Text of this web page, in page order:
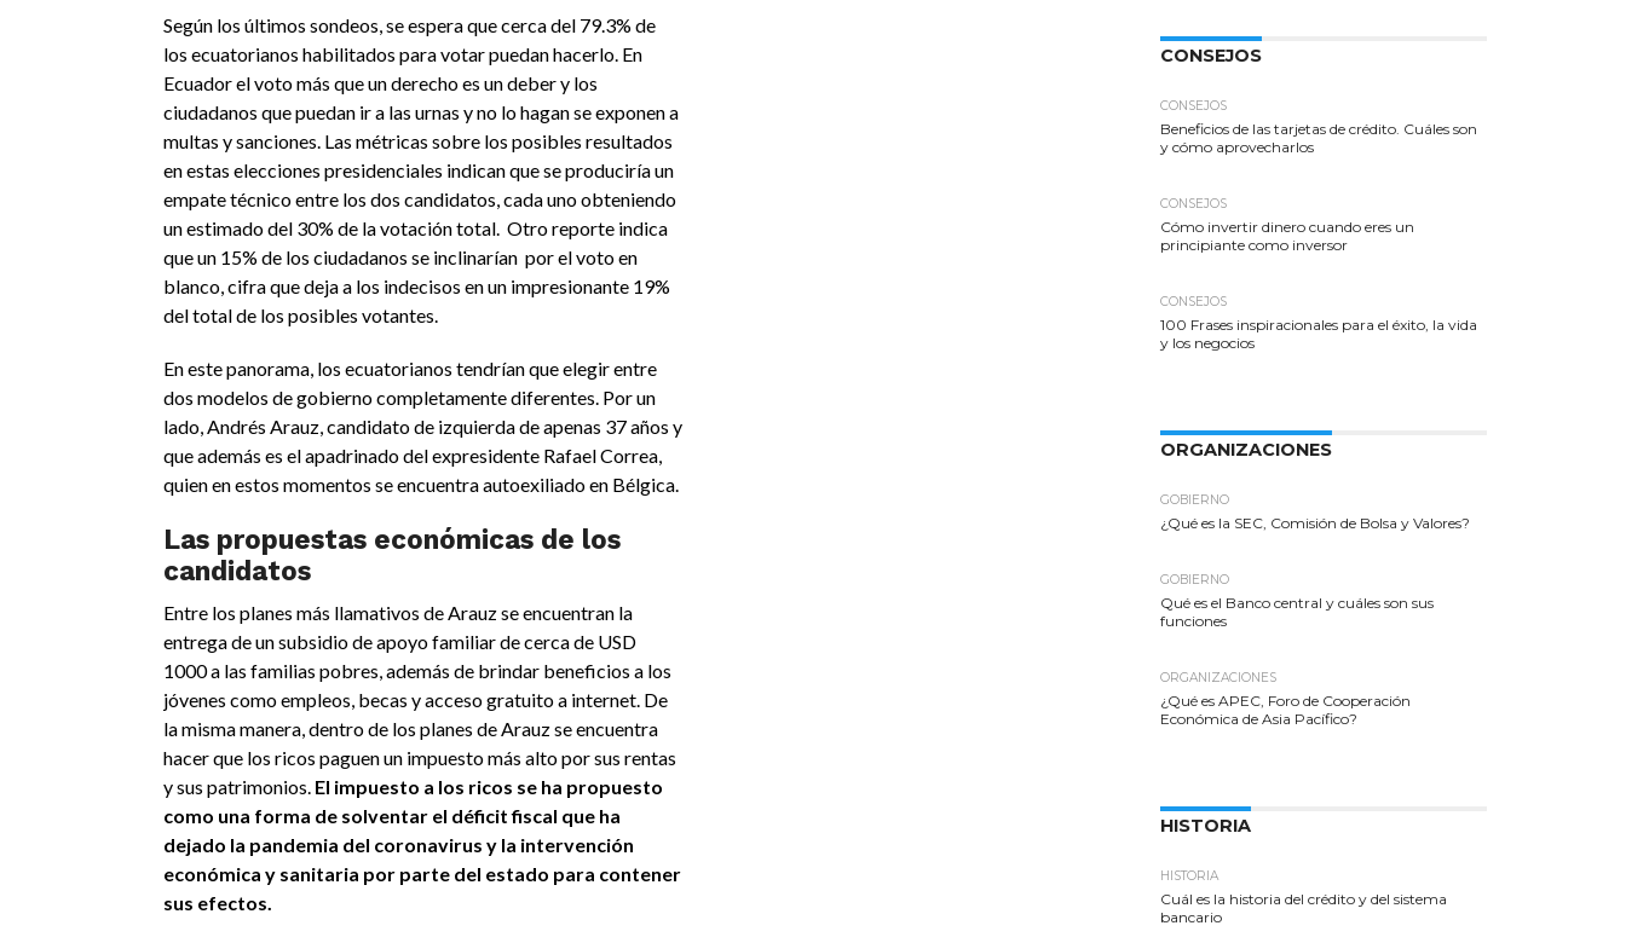
Según los últimos sondeos, se espera que cerca del 79.3% de
los ecuatorianos habilitados para votar puedan hacerlo. En
Ecuador el voto más que un derecho es un deber y los
ciudadanos que puedan ir a las urnas y no lo hagan se exponen a
multas y sanciones. Las métricas sobre los posibles resultados
en estas elecciones presidenciales indican que se produciría un
empate técnico entre los dos candidatos, cada uno obteniendo
un estimado del 30% de la votación total. Otro reporte indica
que un 15% de los ciudadanos se inclinarían por el voto en
blanco, cifra que deja a los indecisos en un impresionante 19%
del total de los posibles votantes.
En este panorama, los ecuatorianos tendrían que elegir entre
dos modelos de gobierno completamente diferentes. Por un
lado, Andrés Arauz, candidato de izquierda de apenas 37 años y
que además es el apadrinado del expresidente Rafael Correa,
quien en estos momentos se encuentra autoexiliado en Bélgica.
Las propuestas económicas de los
candidatos
Entre los planes más llamativos de Arauz se encuentran la
entrega de un subsidio de apoyo familiar de cerca de USD
1000 a las familias pobres, además de brindar beneficios a los
jóvenes como empleos, becas y acceso gratuito a internet. De
la misma manera, dentro de los planes de Arauz se encuentra
hacer que los ricos paguen un impuesto más alto por sus rentas
y sus patrimonios. El impuesto a los ricos se ha propuesto
como una forma de solventar el déficit fiscal que ha
dejado la pandemia del coronavirus y la intervención
económica y sanitaria por parte del estado para contener
sus efectos.
CONSEJOS
CONSEJOS
Beneficios de las tarjetas de crédito. Cuáles son
y cómo aprovecharlos
CONSEJOS
Cómo invertir dinero cuando eres un
principiante como inversor
CONSEJOS
100 Frases inspiracionales para el éxito, la vida
y los negocios
ORGANIZACIONES
GOBIERNO
¿Qué es la SEC, Comisión de Bolsa y Valores?
GOBIERNO
Qué es el Banco central y cuáles son sus
funciones
ORGANIZACIONES
¿Qué es APEC, Foro de Cooperación
Económica de Asia Pacífico?
HISTORIA
HISTORIA
Cuál es la historia del crédito y del sistema
bancario